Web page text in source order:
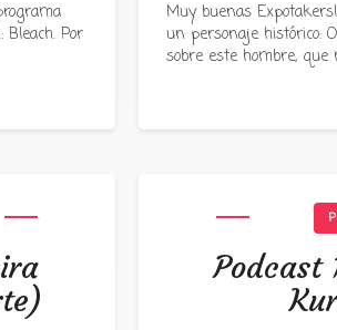
Por
Muy buenas
un personaje histórico:
sobre este hombre, que
Podcast